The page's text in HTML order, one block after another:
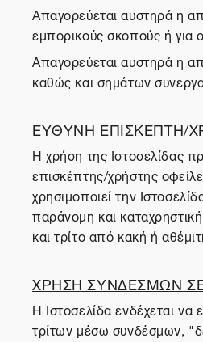
Απαγορεύεται αυστηρά η
εμπορικούς σκοπούς ή
Απαγορεύεται αυστηρά η
καθώς και σημάτων
ΕΥΘΥΝΗ ΕΠΙΣΚΕΠΤΗ/
Η χρήση της Ιστοσελίδας
επισκέπτης/χρήστης
χρησιμοποιεί την
παράνομη και
και τρίτο από κακή ή
ΧΡΗΣΗ ΣΥΝΔΕΣΜΩΝ
Η Ιστοσελίδα ενδέχεται
τρίτων μέσω συνδέσμων,